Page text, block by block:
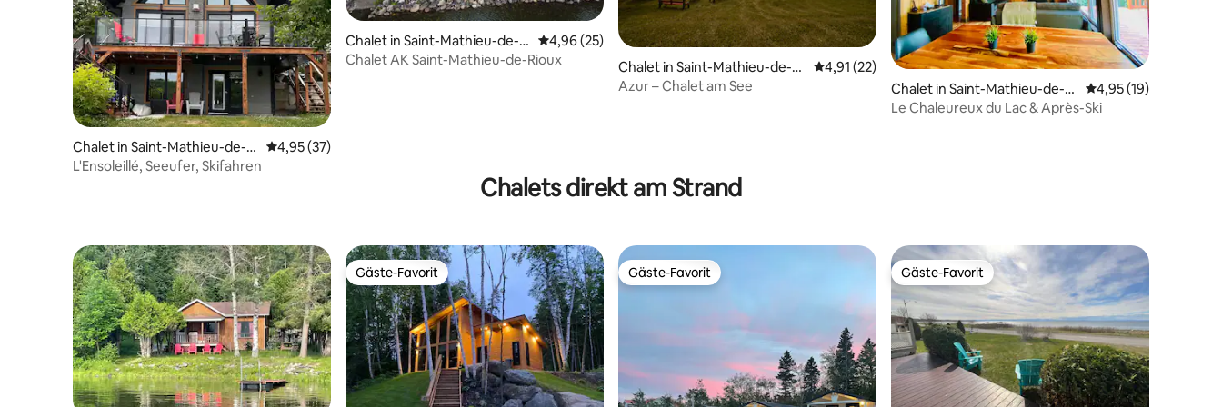
Chalet in Saint-Mathieu-de-Ri
oux
Durchschnittliche Bewertung: 4,95 von 5, 37 Bewertungen
4,95 (37)
L'Ensoleillé, Seeufer, Skifahren
Chalet in Saint-Mathieu-de-Ri
oux
Durchschnittliche Bewertung: 4,96 von 5, 25 Bewertungen
4,96 (25)
Chalet AK Saint-Mathieu-de-Rioux
Chalet in Saint-Mathieu-de-Ri
oux
Durchschnittliche Bewertung: 4,91 von 5, 22 Bewertungen
4,91 (22)
Azur – Chalet am See
Chalet in Saint-Mathieu-de-Ri
oux
Durchschnittliche
4,95 (19)
Le Chaleureux du Lac & Après-Ski
Chalets direkt am Strand
Gäste-Favorit
Gäste-Favorit Gäste-Favorit
Gäste-Favorit Gäste-Favorit
Gäste-Favorit